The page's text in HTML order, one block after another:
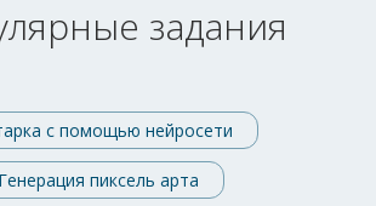
задания
с помощью нейросети
Генерация пиксель арта